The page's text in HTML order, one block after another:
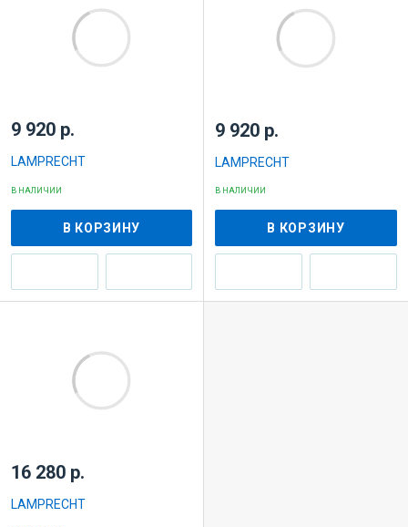
9 920 р.
LAMPRECHT
В НАЛИЧИИ
В КОРЗИНУ
9 920 р.
LAMPRECHT
В НАЛИЧИИ
В КОРЗИНУ
16 280 р.
LAMPRECHT